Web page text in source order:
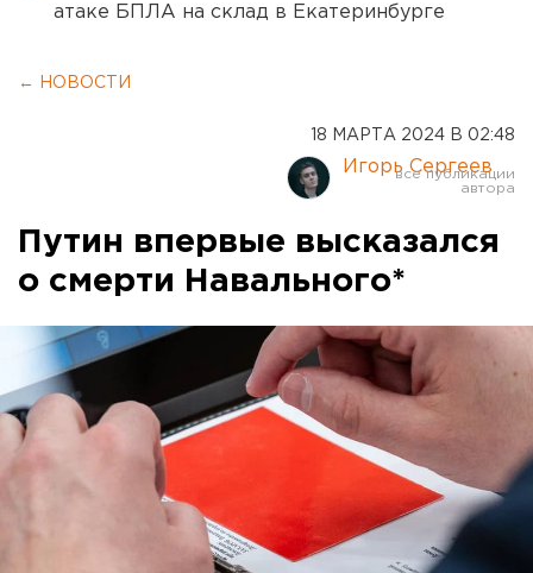
атаке БПЛА на склад в Екатеринбурге
← НОВОСТИ
18 МАРТА 2024 В 02:48
Игорь Сергеев
Путин впервые высказался
о смерти Навального*